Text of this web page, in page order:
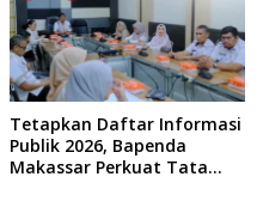
Tetapkan Daftar Informasi
Publik 2026, Bapenda
Makassar Perkuat Tata